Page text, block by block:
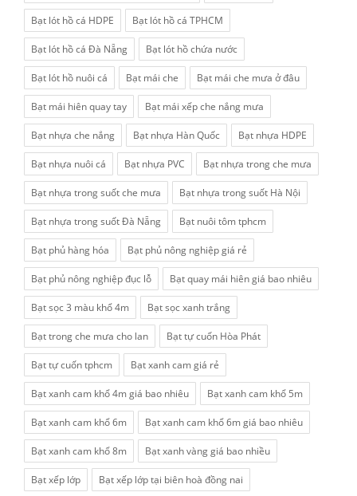
Bạt lót hồ cá HDPE Bạt lót hồ cá TPHCM
Bạt lót hồ cá Đà Nẵng Bạt lót hồ chứa nước
Bạt lót hồ nuôi cá Bạt mái che Bạt mái che mưa ở đâu
Bạt mái hiên quay tay Bạt mái xếp che nắng mưa
Bạt nhựa che nắng Bạt nhựa Hàn Quốc Bạt nhựa HDPE
Bạt nhựa nuôi cá Bạt nhựa PVC Bạt nhựa trong che mưa
Bạt nhựa trong suốt che mưa Bạt nhựa trong suốt Hà Nội
Bạt nhựa trong suốt Đà Nẵng Bạt nuôi tôm tphcm
Bạt phủ hàng hóa Bạt phủ nông nghiệp giá rẻ
Bạt phủ nông nghiệp đục lỗ Bạt quay mái hiên giá bao nhiêu
Bạt sọc 3 màu khổ 4m Bạt sọc xanh trắng
Bạt trong che mưa cho lan Bạt tự cuốn Hòa Phát
Bạt tự cuốn tphcm Bạt xanh cam giá rẻ
Bạt xanh cam khổ 4m giá bao nhiêu Bạt xanh cam khổ 5m
Bạt xanh cam khổ 6m Bạt xanh cam khổ 6m giá bao nhiêu
Bạt xanh cam khổ 8m Bạt xanh vàng giá bao nhiều
Bạt xếp lớp Bạt xếp lớp tại biên hoà đồng nai